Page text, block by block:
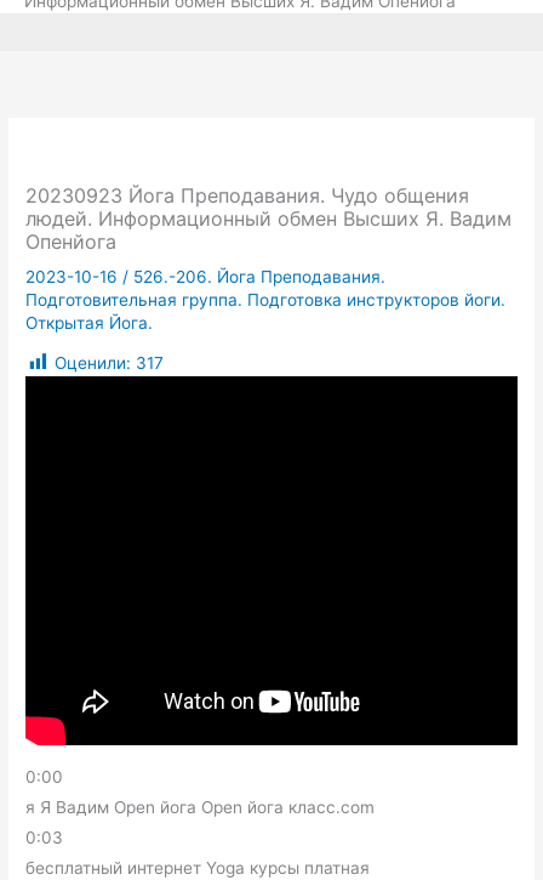
20230923 Йога Преподавания. Чудо общения
людей. Информационный обмен Высших Я. Вадим
Опенйога
2023-10-16 / 526.-206. Йога Преподавания.
Подготовительная группа. Подготовка инструкторов йоги.
Открытая Йога.
Оценили: 317
0:00
я Я Вадим Open йога Open йога класс.com
0:03
бесплатный интернет Yoga курсы платная